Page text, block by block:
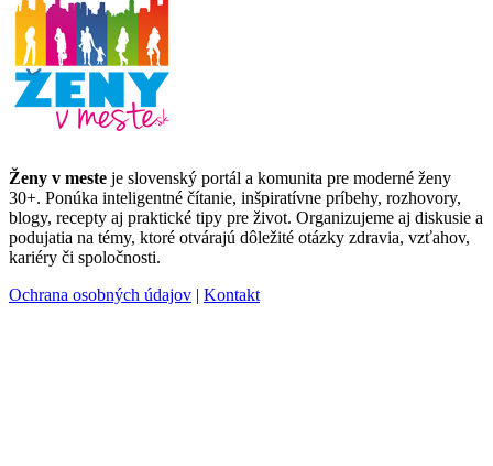
Ženy v meste je slovenský portál a komunita pre moderné ženy
30+. Ponúka inteligentné čítanie, inšpiratívne príbehy, rozhovory,
blogy, recepty aj praktické tipy pre život. Organizujeme aj diskusie a
podujatia na témy, ktoré otvárajú dôležité otázky zdravia, vzťahov,
kariéry či spoločnosti.
Ochrana osobných údajov
Kontakt